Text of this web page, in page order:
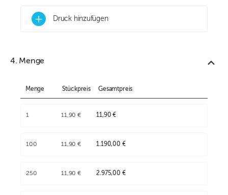
+ Druck hinzufügen
4. Menge
Menge Stückpreis Gesamtpreis
1 11,90 € 11,90 €
100 11,90 € 1.190,00 €
250 11,90 € 2.975,00 €